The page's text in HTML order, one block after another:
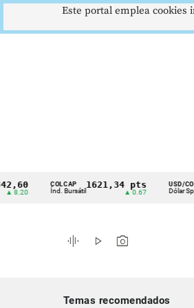
Cintillo
indicadores
económicos
COLCAP
Índ. Bursátil
1621,34 pts USD/COP
Dólar Spot ▲
graphic_eq play_arrow photo_camera
Temas recomendados
Este portal emplea cookies